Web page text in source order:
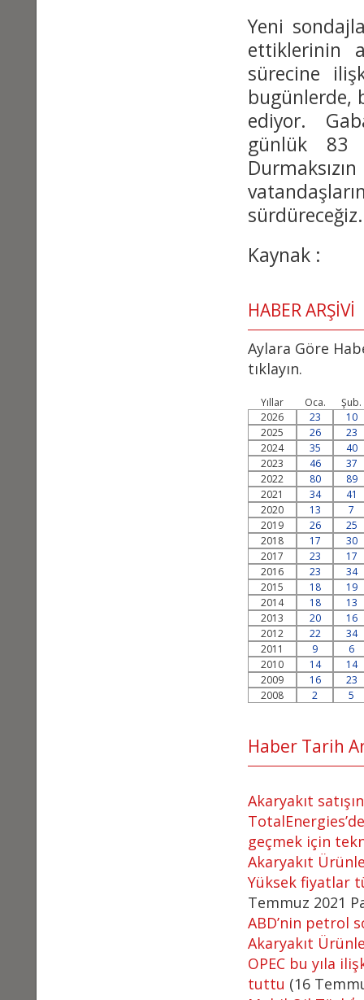
Yeni
ettiklerinin
sürecine
bugünlerde,
ediyor.
günlük 83
Kaynak :
HABER ARŞİVİ
Aylara Göre
tıklayın.
Yıllar Oca.
Şub.
2026
23
10
2025
26
23
2024
35
40
2023
46
37
2022
80
89
2021
34
41
2020
13
7
2019
26
25
2018
17
30
2017
23
17
2016
23
34
2015
18
19
2014
18
13
2013
20
16
2012
22
34
2011
9
6
2010
14
14
2009
16
23
2008
2 5
Haber Tarih
Akaryakıt
geçmek için
Akaryakıt
Yüksek fiyatlar
Temmuz 2021
ABD’nin petrol
Akaryakıt
OPEC bu yıla
tuttu (16